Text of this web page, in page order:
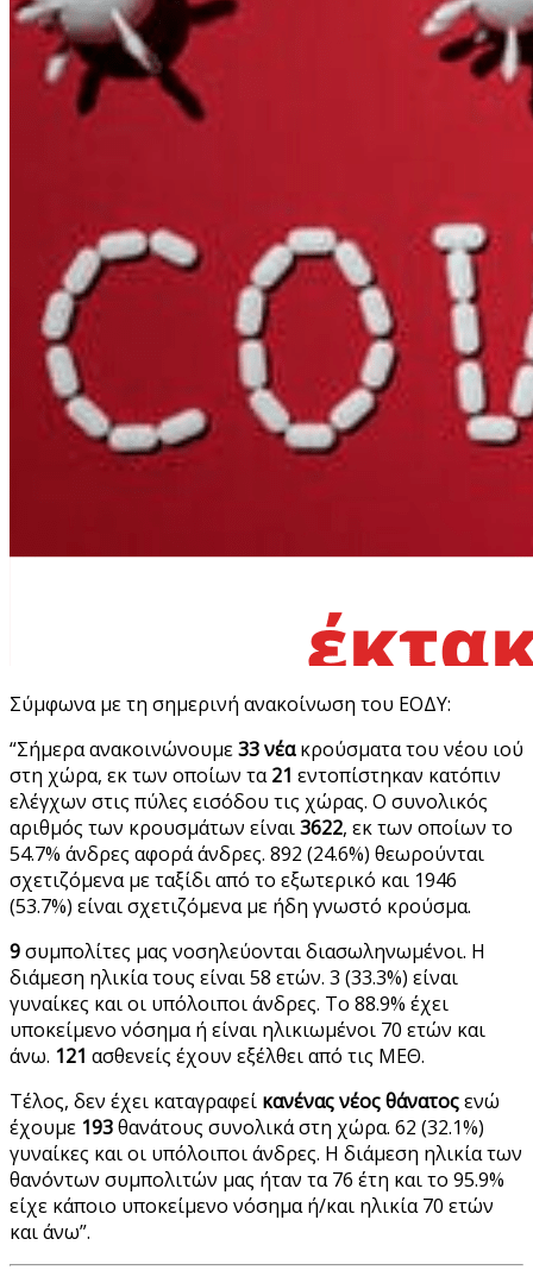
Σύμφωνα με τη σημερινή ανακοίνωση του ΕΟΔΥ:
“Σήμερα ανακοινώνουμε33 νέακρούσματα του νέου ιού
στη χώρα, εκ των οποίων τα21 εντοπίστηκαν κατόπιν
ελέγχων στις πύλες εισόδου τις χώρας. Ο συνολικός
αριθμός των κρουσμάτων είναι3622, εκ των οποίων το
54.7% άνδρες αφορά άνδρες. 892 (24.6%) θεωρούνται
σχετιζόμενα με ταξίδι από το εξωτερικό και 1946
(53.7%) είναι σχετιζόμενα με ήδη γνωστό κρούσμα.
9συμπολίτες μας νοσηλεύονται διασωληνωμένοι. Η
διάμεση ηλικία τους είναι 58 ετών. 3 (33.3%) είναι
γυναίκες και οι υπόλοιποι άνδρες. To 88.9% έχει
υποκείμενο νόσημα ή είναι ηλικιωμένοι 70 ετών και
άνω. 121 ασθενείς έχουν εξέλθει από τις ΜΕΘ.
Τέλος, δεν έχει καταγραφεί κανένας νέος θάνατοςενώ
έχουμε 193θανάτους συνολικά στη χώρα. 62 (32.1%)
γυναίκες και οι υπόλοιποι άνδρες. Η διάμεση ηλικία των
θανόντων συμπολιτών μας ήταν τα 76 έτη και το 95.9%
είχε κάποιο υποκείμενο νόσημα ή/και ηλικία 70 ετών
και άνω”.